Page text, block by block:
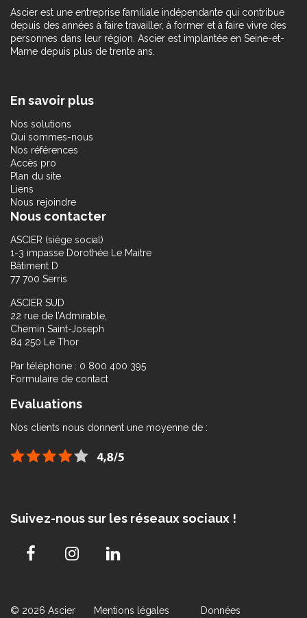
Ascier est une entreprise familiale indépendante qui contribue
depuis des années à faire travailler, à former et à faire vivre des
personnes dans leur région. Ascier est implantée en Seine-et-
Marne depuis plus de trente ans.
En savoir plus
Nos solutions
Qui sommes-nous
Nos références
Accès pro
Plan du site
Liens
Nous rejoindre
Nous contacter
ASCIER (siège social)
1-3 impasse Dorothée Le Maitre
Bâtiment D
77 700 Serris
ASCIER SUD
22 rue de l’Admirable,
Chemin Saint-Joseph
84 250 Le Thor
Par téléphone : 0 800 400 395
Formulaire de contact
Evaluations
Nos clients nous donnent une moyenne de :
Suivez-nous sur les réseaux sociaux !
© 2026 Ascier Mentions légales
Données